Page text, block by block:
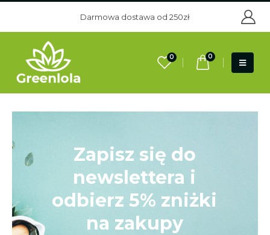
Darmowa dostawa od 250zł
0 0
Zapisz się do
newslettera i
odbierz 5% zniżki
na zakupy